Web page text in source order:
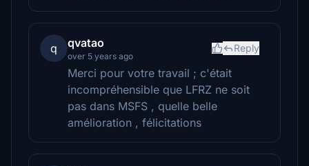
q qvatao
over 5 years ago
Reply
Merci pour votre travail ; c'était
incompréhensible que LFRZ ne soit
pas dans MSFS , quelle belle
amélioration , félicitations